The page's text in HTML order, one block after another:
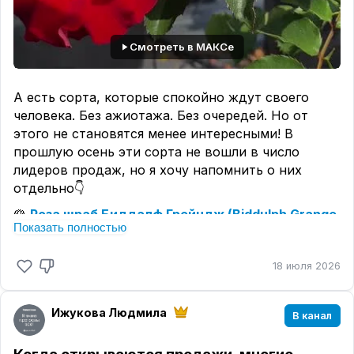
Смотреть в МАКСе
А есть сорта, которые спокойно ждут своего
человека. Без ажиотажа. Без очередей. Но от
этого не становятся менее интересными! В
прошлую осень эти сорта не вошли в число
лидеров продаж, но я хочу напомнить о них
отдельно👇
🌹 Роза шраб Биддалф Грейндж (Biddulph Grange
(Frydarkeye, Dark Eyes))
случай, когда роза привлекает внимание своим
характером. Мимо такого окраса сложно пройти
равнодушно.
🌹Роза плетистая (рамблер) Зе Олбрайтон
Рамблер (The Albrighton Rambler (Ausmobile))
Показать полностью
18 июля 2026
Ижукова Людмила В канал